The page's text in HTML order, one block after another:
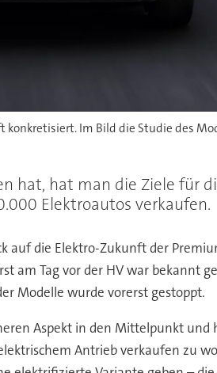
Im Bild die Studie des
hat, hat man die Ziele für
Elektroautos verkaufen.
die Elektro-Zukunft der
am Tag vor der HV war bekannt
Modelle wurde vorerst gestoppt.
Aspekt in den Mittelpunkt
Antrieb verkaufen zu